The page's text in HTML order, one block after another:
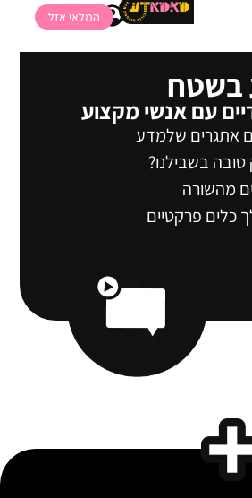
המלאי אזל
בשטח
עם אנשי מקצוע
אתגרים שלמדע
בשבילנו?
מהשורה
כלים פרקטיים